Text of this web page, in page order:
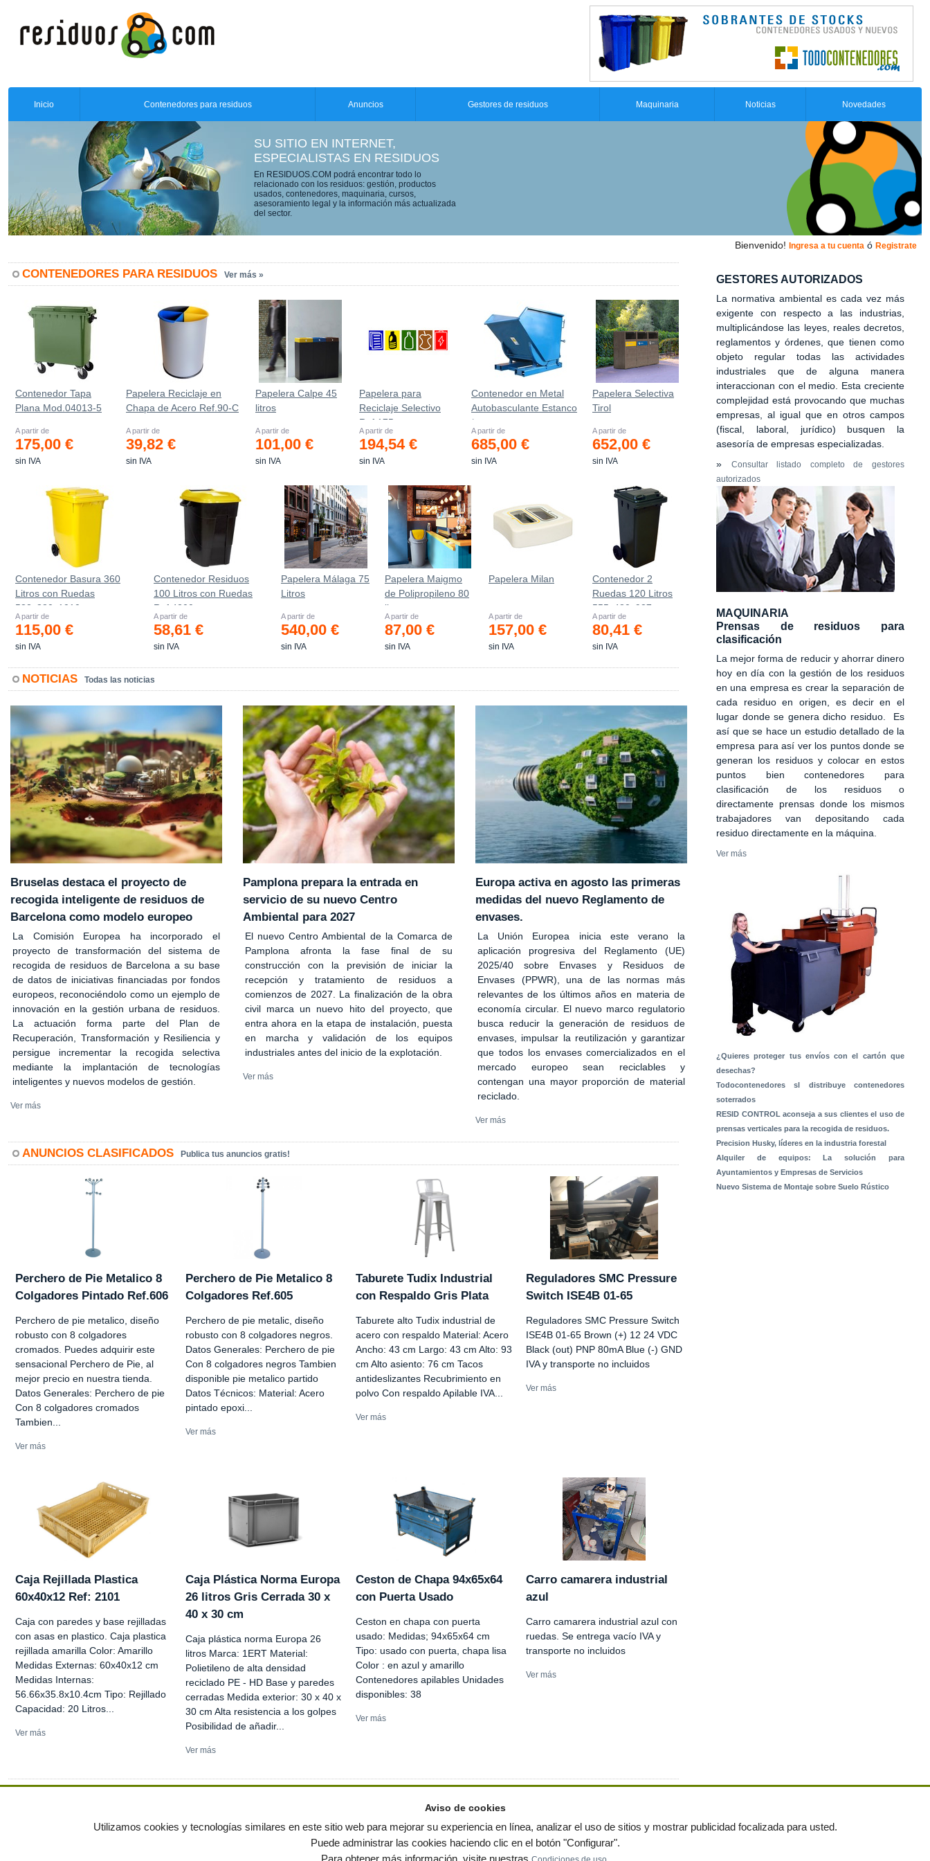
Inicio Contenedores para residuos Anuncios Gestores de residuos Maquinaria Noticias Novedades
SU SITIO EN INTERNET,
ESPECIALISTAS EN RESIDUOS
En RESIDUOS.COM podrá encontrar todo lo
relacionado con los residuos: gestión, productos
usados, contenedores, maquinaria, cursos,
asesoramiento legal y la información más actualizada
del sector.
Bienvenido! Ingresa a tu cuenta ó Registrate
CONTENEDORES PARA RESIDUOS Ver más »
Contenedor Tapa
Plana Mod.04013-5
A partir de
175,00 €
sin IVA
Papelera Reciclaje en
Chapa de Acero Ref.90-C
A partir de
39,82 €
sin IVA
Papelera Calpe 45
litros
A partir de
101,00 €
sin IVA
Papelera para
Reciclaje Selectivo
Ref.175
A partir de
194,54 €
sin IVA
Contenedor en Metal
Autobasculante Estanco
*
A partir de
685,00 €
sin IVA
Papelera Selectiva
Tirol
A partir de
652,00 €
sin IVA
Contenedor Basura 360
Litros con Ruedas
583x880x1010 mm
A partir de
115,00 €
sin IVA
Contenedor Residuos
100 Litros con Ruedas
Ref.4200
A partir de
58,61 €
sin IVA
Papelera Málaga 75
Litros
A partir de
540,00 €
sin IVA
Papelera Maigmo
de Polipropileno 80
litros
A partir de
87,00 €
sin IVA
Papelera Milan
A partir de
157,00 €
sin IVA
Contenedor 2
Ruedas 120 Litros
555х480х937mm
A partir de
80,41 €
sin IVA
NOTICIAS Todas las noticias
Bruselas destaca el proyecto de
recogida inteligente de residuos de
Barcelona como modelo europeo
La Comisión Europea ha incorporado el
proyecto de transformación del sistema de
recogida de residuos de Barcelona a su base
de datos de iniciativas financiadas por fondos
europeos, reconociéndolo como un ejemplo de
innovación en la gestión urbana de residuos.
La actuación forma parte del Plan de
Recuperación, Transformación y Resiliencia y
persigue incrementar la recogida selectiva
mediante la implantación de tecnologías
inteligentes y nuevos modelos de gestión.
Ver más
Pamplona prepara la entrada en
servicio de su nuevo Centro
Ambiental para 2027
El nuevo Centro Ambiental de la Comarca de
Pamplona afronta la fase final de su
construcción con la previsión de iniciar la
recepción y tratamiento de residuos a
comienzos de 2027. La finalización de la obra
civil marca un nuevo hito del proyecto, que
entra ahora en la etapa de instalación, puesta
en marcha y validación de los equipos
industriales antes del inicio de la explotación.
Ver más
Europa activa en agosto las primeras
medidas del nuevo Reglamento de
envases.
La Unión Europea inicia este verano la
aplicación progresiva del Reglamento (UE)
2025/40 sobre Envases y Residuos de
Envases (PPWR), una de las normas más
relevantes de los últimos años en materia de
economía circular. El nuevo marco regulatorio
busca reducir la generación de residuos de
envases, impulsar la reutilización y garantizar
que todos los envases comercializados en el
mercado europeo sean reciclables y
contengan una mayor proporción de material
reciclado.
Ver más
ANUNCIOS CLASIFICADOS Publica tus anuncios gratis!
Perchero de Pie Metalico 8
Colgadores Pintado Ref.606
Perchero de pie metalico, diseño
robusto con 8 colgadores
cromados. Puedes adquirir este
sensacional Perchero de Pie, al
mejor precio en nuestra tienda.
Datos Generales: Perchero de pie
Con 8 colgadores cromados
Tambien...
Ver más
Perchero de Pie Metalico 8
Colgadores Ref.605
Perchero de pie metalic, diseño
robusto con 8 colgadores negros.
Datos Generales: Perchero de pie
Con 8 colgadores negros Tambien
disponible pie metalico partido
Datos Técnicos: Material: Acero
pintado epoxi...
Ver más
Taburete Tudix Industrial
con Respaldo Gris Plata
Taburete alto Tudix industrial de
acero con respaldo Material: Acero
Ancho: 43 cm Largo: 43 cm Alto: 93
cm Alto asiento: 76 cm Tacos
antideslizantes Recubrimiento en
polvo Con respaldo Apilable IVA...
Ver más
Reguladores SMC Pressure
Switch ISE4B 01-65
Reguladores SMC Pressure Switch
ISE4B 01-65 Brown (+) 12 24 VDC
Black (out) PNP 80mA Blue (-) GND
IVA y transporte no incluidos
Ver más
Caja Rejillada Plastica
60x40x12 Ref: 2101
Caja con paredes y base rejilladas
con asas en plastico. Caja plastica
rejillada amarilla Color: Amarillo
Medidas Externas: 60x40x12 cm
Medidas Internas:
56.66x35.8x10.4cm Tipo: Rejillado
Capacidad: 20 Litros...
Ver más
Caja Plástica Norma Europa
26 litros Gris Cerrada 30 x
40 x 30 cm
Caja plástica norma Europa 26
litros Marca: 1ERT Material:
Polietileno de alta densidad
reciclado PE - HD Base y paredes
cerradas Medida exterior: 30 x 40 x
30 cm Alta resistencia a los golpes
Posibilidad de añadir...
Ver más
Ceston de Chapa 94x65x64
con Puerta Usado
Ceston en chapa con puerta
usado: Medidas; 94x65x64 cm
Tipo: usado con puerta, chapa lisa
Color : en azul y amarillo
Contenedores apilables Unidades
disponibles: 38
Ver más
Carro camarera industrial
azul
Carro camarera industrial azul con
ruedas. Se entrega vacío IVA y
transporte no incluidos
Ver más
GESTORES AUTORIZADOS
La normativa ambiental es cada vez más
exigente con respecto a las industrias,
multiplicándose las leyes, reales decretos,
reglamentos y órdenes, que tienen como
objeto regular todas las actividades
industriales que de alguna manera
interaccionan con el medio. Esta creciente
complejidad está provocando que muchas
empresas, al igual que en otros campos
(fiscal, laboral, jurídico) busquen la
asesoría de empresas especializadas.
» Consultar listado completo de gestores
autorizados
MAQUINARIA
Prensas de residuos para
clasificación
La mejor forma de reducir y ahorrar dinero
hoy en día con la gestión de los residuos
en una empresa es crear la separación de
cada residuo en origen, es decir en el
lugar donde se genera dicho residuo. Es
así que se hace un estudio detallado de la
empresa para así ver los puntos donde se
generan los residuos y colocar en estos
puntos bien contenedores para
clasificación de los residuos o
directamente prensas donde los mismos
trabajadores van depositando cada
residuo directamente en la máquina.
Ver más
¿Quieres proteger tus envíos con el cartón que
desechas?
Todocontenedores sl distribuye contenedores
soterrados
RESID CONTROL aconseja a sus clientes el uso de
prensas verticales para la recogida de residuos.
Precision Husky, líderes en la industria forestal
Alquiler de equipos: La solución para
Ayuntamientos y Empresas de Servicios
Nuevo Sistema de Montaje sobre Suelo Rústico
© residuos.com - Todos los derechos reservados- Política de privacidad|Condiciones de uso| Contacto|Editores| Mapa web|Preguntas frecuentes
Aviso de cookies
Utilizamos cookies y tecnologías similares en este sitio web para mejorar su experiencia en línea, analizar el uso de sitios y mostrar publicidad focalizada para usted.
Puede administrar las cookies haciendo clic en el botón "Configurar".
Para obtener más información, visite nuestras
.